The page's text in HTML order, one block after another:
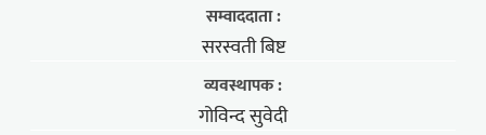
सम्वाददाता :
सरस्वती बिष्ट
व्यवस्थापक :
गोविन्द सुवेदी